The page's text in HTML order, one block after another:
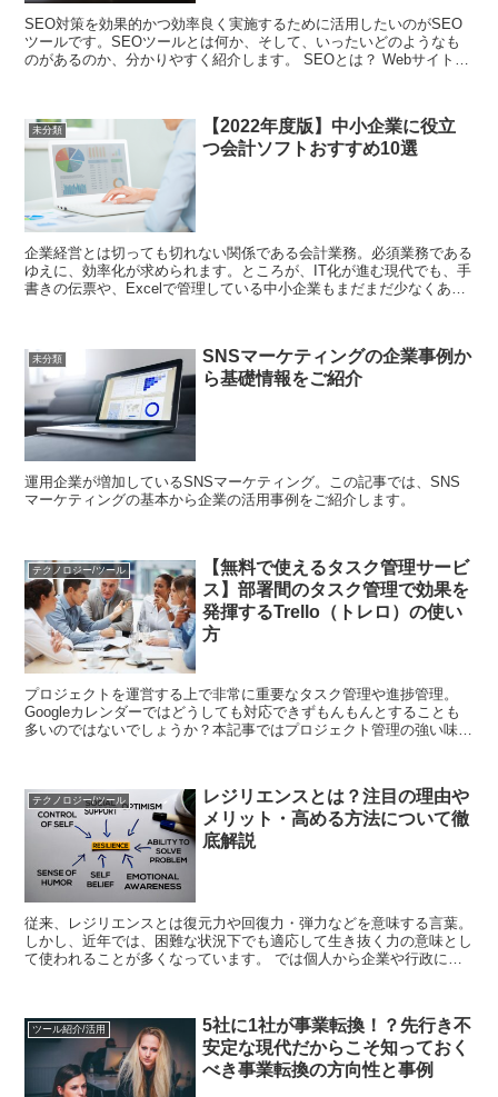
SEO対策を効果的かつ効率良く実施するために活用したいのがSEO
ツールです。SEOツールとは何か、そして、いったいどのようなも
のがあるのか、分かりやすく紹介します。 SEOとは？ Webサイトを
未分類
【2022年度版】中小企業に役立
つ会計ソフトおすすめ10選
企業経営とは切っても切れない関係である会計業務。必須業務である
ゆえに、効率化が求められます。ところが、IT化が進む現代でも、手
書きの伝票や、Excelで管理している中小企業もまだまだ少なくあり
未分類
SNSマーケティングの企業事例か
ら基礎情報をご紹介
運用企業が増加しているSNSマーケティング。この記事では、SNS
マーケティングの基本から企業の活用事例をご紹介します。
テクノロジー/ツール
【無料で使えるタスク管理サービ
ス】部署間のタスク管理で効果を
発揮するTrello（トレロ）の使い
方
プロジェクトを運営する上で非常に重要なタスク管理や進捗管理。
Googleカレンダーではどうしても対応できずもんもんとすることも
多いのではないでしょうか？本記事ではプロジェクト管理の強い味方
テクノロジー/ツール
レジリエンスとは？注目の理由や
メリット・高める方法について徹
底解説
従来、レジリエンスとは復元力や回復力・弾力などを意味する言葉。
しかし、近年では、困難な状況下でも適応して生き抜く力の意味とし
て使われることが多くなっています。 では個人から企業や行政に至
ツール紹介/活用
5社に1社が事業転換！？先行き不
安定な現代だからこそ知っておく
べき事業転換の方向性と事例